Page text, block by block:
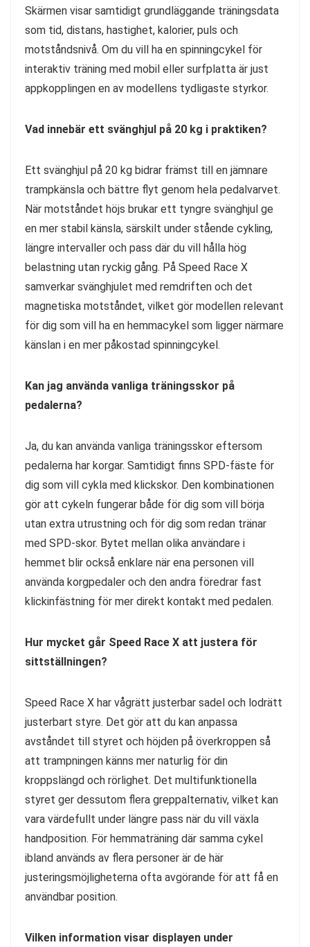
Skärmen visar samtidigt grundläggande träningsdata
som tid, distans, hastighet, kalorier, puls och
motståndsnivå. Om du vill ha en spinningcykel för
interaktiv träning med mobil eller surfplatta är just
appkopplingen en av modellens tydligaste styrkor.
Vad innebär ett svänghjul på 20 kg i praktiken?
Ett svänghjul på 20 kg bidrar främst till en jämnare
trampkänsla och bättre flyt genom hela pedalvarvet.
När motståndet höjs brukar ett tyngre svänghjul ge
en mer stabil känsla, särskilt under stående cykling,
längre intervaller och pass där du vill hålla hög
belastning utan ryckig gång. På Speed Race X
samverkar svänghjulet med remdriften och det
magnetiska motståndet, vilket gör modellen relevant
för dig som vill ha en hemmacykel som ligger närmare
känslan i en mer påkostad spinningcykel.
Kan jag använda vanliga träningsskor på
pedalerna?
Ja, du kan använda vanliga träningsskor eftersom
pedalerna har korgar. Samtidigt finns SPD-fäste för
dig som vill cykla med klickskor. Den kombinationen
gör att cykeln fungerar både för dig som vill börja
utan extra utrustning och för dig som redan tränar
med SPD-skor. Bytet mellan olika användare i
hemmet blir också enklare när ena personen vill
använda korgpedaler och den andra föredrar fast
klickinfästning för mer direkt kontakt med pedalen.
Hur mycket går Speed Race X att justera för
sittställningen?
Speed Race X har vågrätt justerbar sadel och lodrätt
justerbart styre. Det gör att du kan anpassa
avståndet till styret och höjden på överkroppen så
att trampningen känns mer naturlig för din
kroppslängd och rörlighet. Det multifunktionella
styret ger dessutom flera greppalternativ, vilket kan
vara värdefullt under längre pass när du vill växla
handposition. För hemmaträning där samma cykel
ibland används av flera personer är de här
justeringsmöjligheterna ofta avgörande för att få en
användbar position.
Vilken information visar displayen under